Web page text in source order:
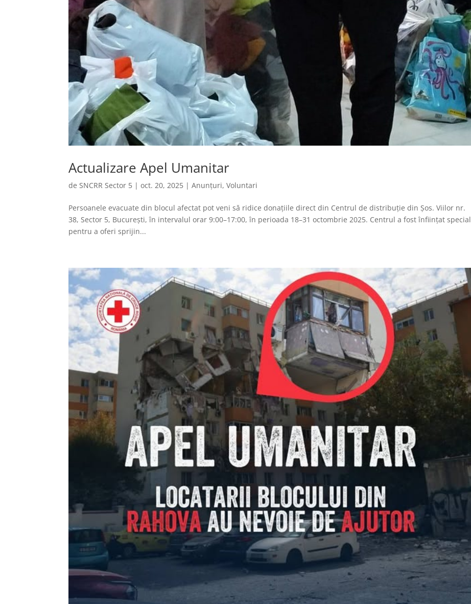
Actualizare Apel Umanitar
deSNCRR Sector 5 |oct. 20, 2025 |Anunțuri,Voluntari
Persoanele evacuate din blocul afectat pot veni să ridice donațiile direct din Centrul de distribuție din Șos. Viilor nr.
38, Sector 5, București, în intervalul orar 9:00–17:00, în perioada 18–31 octombrie 2025. Centrul a fost înființat special
pentru a oferi sprijin...